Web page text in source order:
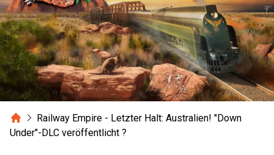
HomeRailway Empire - Letzter Halt: Australien! "Down
Under"-DLC veröffentlicht ?